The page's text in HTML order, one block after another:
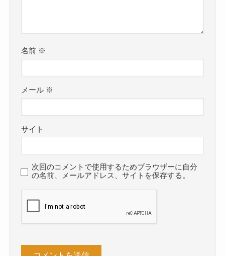
名前 ※
メール ※
サイト
次回のコメントで使用するためブラウザーに自分
の名前、メールアドレス、サイトを保存する。